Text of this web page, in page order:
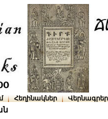
Հեղինակներ Վերնագրեր